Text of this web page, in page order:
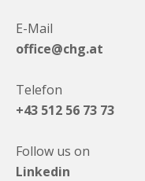
E-Mail
office@chg.at
Telefon
+43 512 56 73 73
Follow us on
Linkedin